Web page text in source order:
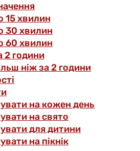
15 хвилин
30 хвилин
60 хвилин
2 години
ніж за 2 години
на кожен день
на свято
для дитини
на пікнік